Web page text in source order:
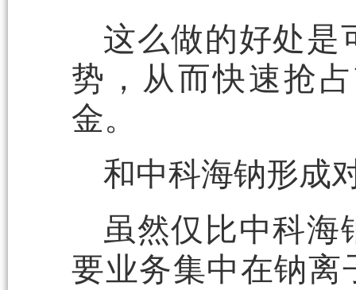
这么做的好处是
势，从而快速抢
金。
和中科海钠形成
虽然仅比中科海
要业务集中在钠离